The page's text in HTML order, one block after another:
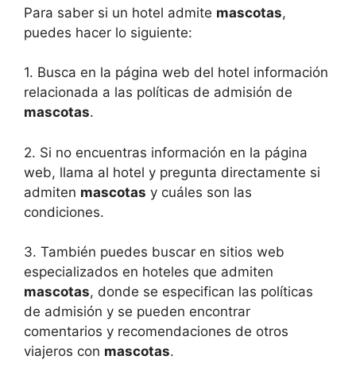
Para saber si un hotel admite mascotas,
puedes hacer lo siguiente:
1. Busca en la página web del hotel información
relacionada a las políticas de admisión de
mascotas.
2. Si no encuentras información en la página
web, llama al hotel y pregunta directamente si
admiten mascotas y cuáles son las
condiciones.
3. También puedes buscar en sitios web
especializados en hoteles que admiten
mascotas, donde se especifican las políticas
de admisión y se pueden encontrar
comentarios y recomendaciones de otros
viajeros con mascotas.